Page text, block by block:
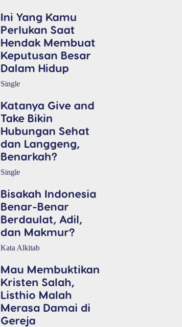
Ini Yang Kamu
Perlukan Saat
Hendak Membuat
Keputusan Besar
Dalam Hidup
Single
Katanya Give and
Take Bikin
Hubungan Sehat
dan Langgeng,
Benarkah?
Single
Bisakah Indonesia
Benar-Benar
Berdaulat, Adil,
dan Makmur?
Kata Alkitab
Mau Membuktikan
Kristen Salah,
Listhio Malah
Merasa Damai di
Gereja